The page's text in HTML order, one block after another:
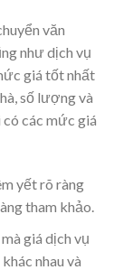
văn
như dịch vụ
giá tốt nhất
số lượng và
các mức giá
yết rõ ràng
tham khảo.
giá dịch vụ
nhau và